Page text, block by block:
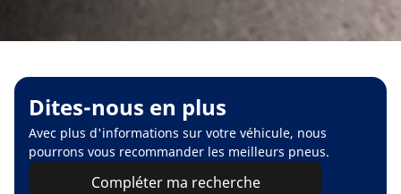
Dites-nous en plus
Avec plus d'informations sur votre véhicule, nous
pourrons vous recommander les meilleurs pneus.
Compléter ma recherche